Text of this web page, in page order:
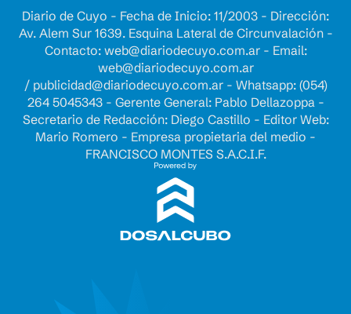
Diario de Cuyo - Fecha de Inicio: 11/2003 - Dirección:
Av. Alem Sur 1639. Esquina Lateral de Circunvalación -
Contacto: web@diariodecuyo.com.ar- Email:
web@diariodecuyo.com.ar
/ publicidad@diariodecuyo.com.ar- Whatsapp: (054)
264 5045343 - Gerente General: Pablo Dellazoppa -
Secretario de Redacción: Diego Castillo - Editor Web:
Mario Romero - Empresa propietaria del medio -
FRANCISCO MONTES S.A.C.I.F.